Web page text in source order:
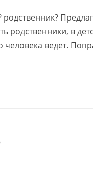
родственники, в
человека ведет.